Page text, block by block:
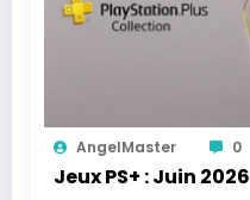
AngelMaster 0
Jeux PS+ : Juin 2026